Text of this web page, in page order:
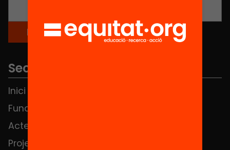
Seccions
Inici
Fundació
Actes
Projectes